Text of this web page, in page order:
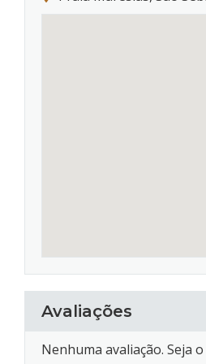
Avaliações
Nenhuma avaliação. Seja